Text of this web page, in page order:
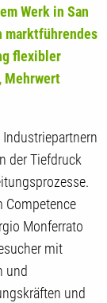
Werk in San
marktführendes
flexibler
Mehrwert
der Tiefdruck
Competence
Monferrato
mit
und
und